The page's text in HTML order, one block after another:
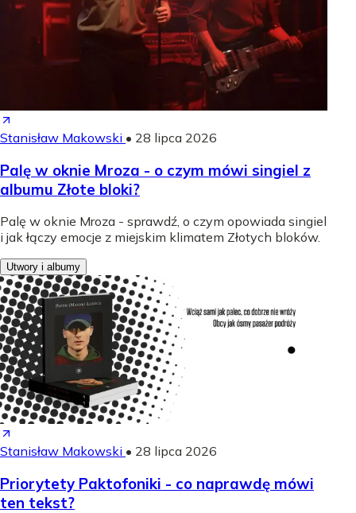
Stanisław Makowski • 28 lipca 2026
Palę w oknie Mroza - o czym mówi singiel z
albumu Złote bloki?
Palę w oknie Mroza - sprawdź, o czym opowiada singiel
i jak łączy emocje z miejskim klimatem Złotych bloków.
Utwory i albumy
Stanisław Makowski • 28 lipca 2026
Priorytety Paktofoniki - co naprawdę mówi
ten tekst?